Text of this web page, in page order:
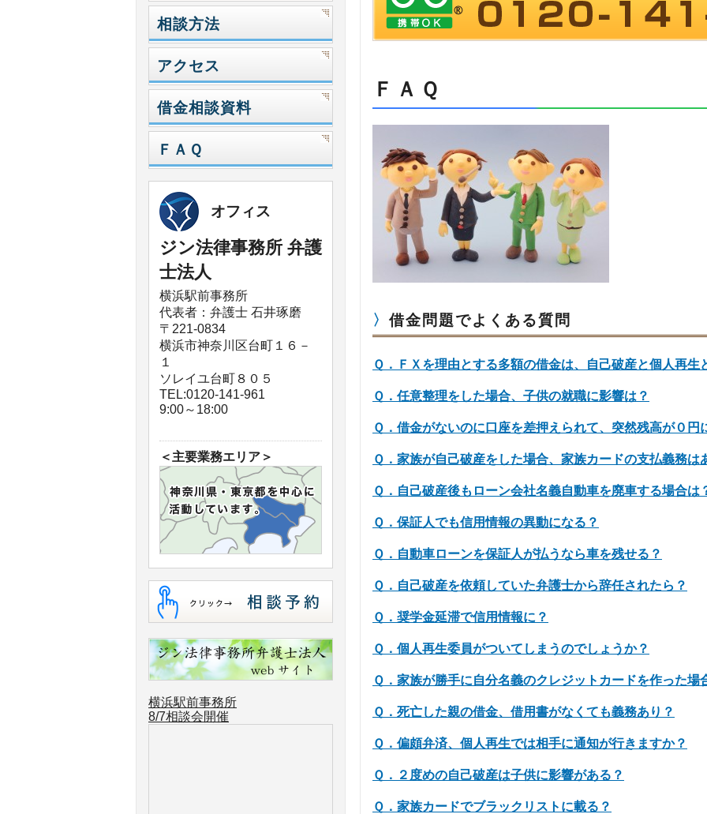
ＦＡＱ
借金問題でよくある質問
Ｑ．ＦＸを理由とする多額の借金は、自己破産と個人再生
Ｑ．任意整理をした場合、子供の就職に影響は？
Ｑ．借金がないのに口座を差押えられて、突然残高が０円
Ｑ．家族が自己破産をした場合、家族カードの支払義務は
Ｑ．自己破産後もローン会社名義自動車を廃車する場合は
Ｑ．保証人でも信用情報の異動になる？
Ｑ．自動車ローンを保証人が払うなら車を残せる？
Ｑ．自己破産を依頼していた弁護士から辞任されたら？
Ｑ．奨学金延滞で信用情報に？
Ｑ．個人再生委員がついてしまうのでしょうか？
Ｑ．家族が勝手に自分名義のクレジットカードを作った場
Ｑ．死亡した親の借金、借用書がなくても義務あり？
Ｑ．偏頗弁済、個人再生では相手に通知が行きますか？
Ｑ．２度めの自己破産は子供に影響がある？
Ｑ．家族カードでブラックリストに載る？
相談方法
アクセス
借金相談資料
ＦＡＱ
オフィス
ジン法律事務所 弁護
士法人
横浜駅前事務所
代表者：弁護士 石井琢磨
〒221-0834
横浜市神奈川区台町１６－
１
ソレイユ台町８０５
TEL:0120-141-961
9:00～18:00
＜主要業務エリア＞
横浜駅前事務所
8/7相談会開催